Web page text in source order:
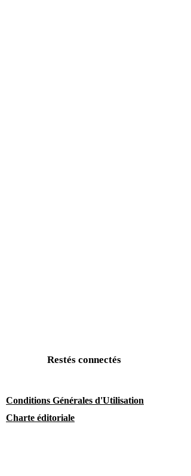
Restés connectés
Conditions Générales d'Utilisation
Charte éditoriale